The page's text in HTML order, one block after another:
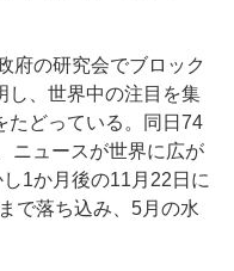
府の研究会でブロック
し、世界中の注目を集
たどっている。同日74
ニュースが世界に広が
1か月後の11月22日に
で落ち込み、5月の水